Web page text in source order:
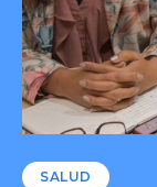
SALUD